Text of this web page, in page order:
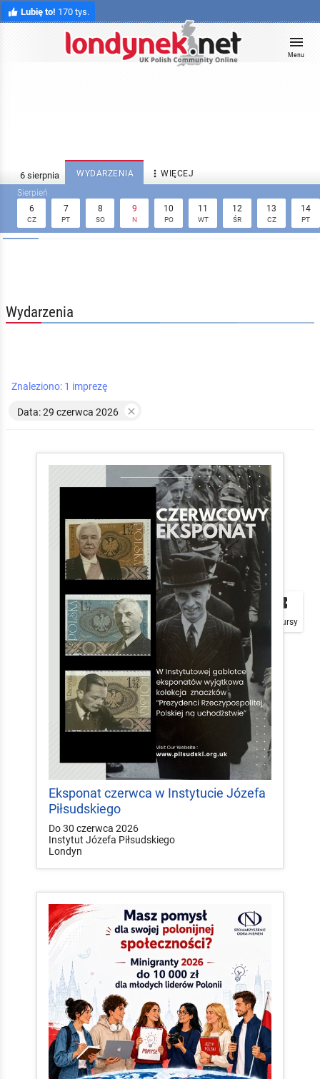
Lubię to! 170 tys.
Menu
WYDARZENIA  WIĘCEJ
6
CZ
7
PT
8
SO
9
N
10
PO
11
WT
12
ŚR
13
CZ
14
PT
Wydarzenia

Plakaty

Mapa
local_play
Konkursy
Znaleziono: 1 imprezę
Data: 29 czerwca 2026 
Eksponat czerwca w Instytucie Józefa
Piłsudskiego
Do 30 czerwca 2026
Instytut Józefa Piłsudskiego
Londyn